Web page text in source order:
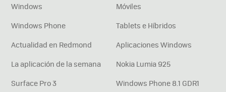
Windows
Móviles
Windows Phone
Tablets e Híbridos
Actualidad en Redmond
Aplicaciones Windows
La aplicación de la semana
Nokia Lumia 925
Surface Pro 3
Windows Phone 8.1 GDR1